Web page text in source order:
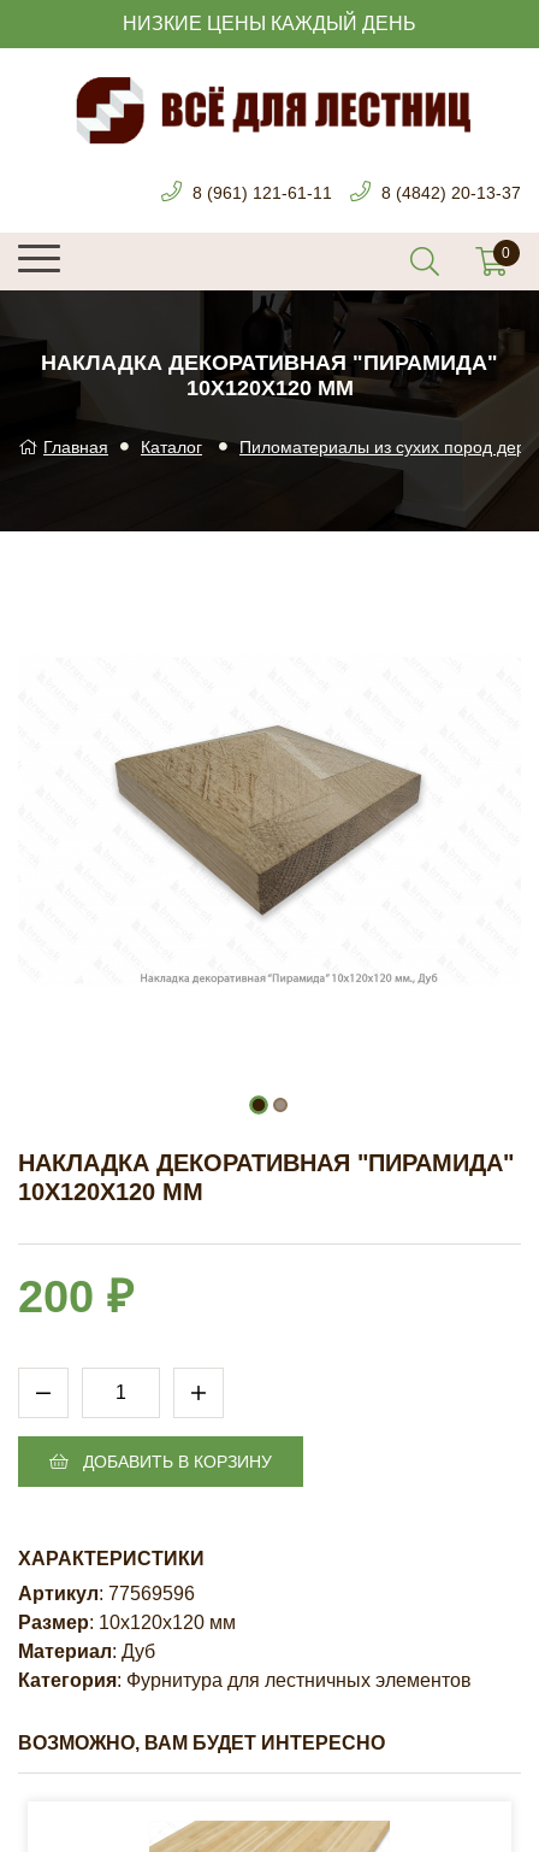
НИЗКИЕ ЦЕНЫ КАЖДЫЙ ДЕНЬ
8 (961) 121-61-11 8 (4842) 20-13-37
НАКЛАДКА ДЕКОРАТИВНАЯ "ПИРАМИДА"
10Х120Х120 ММ
Главная Каталог Пиломатериалы из сухих пород
НАКЛАДКА ДЕКОРАТИВНАЯ "ПИРАМИДА"
10Х120Х120 ММ
200 ₽
ДОБАВИТЬ В КОРЗИНУ
ХАРАКТЕРИСТИКИ
Артикул: 77569596
Размер: 10х120х120 мм
Материал: Дуб
Категория: Фурнитура для лестничных элементов
ВОЗМОЖНО, ВАМ БУДЕТ ИНТЕРЕСНО